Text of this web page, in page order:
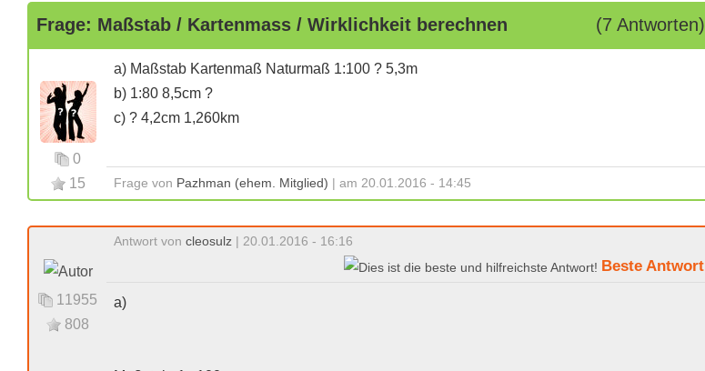
Frage: Maßstab / Kartenmass / Wirklichkeit berechnen (7 Antworten)
0
15
a) Maßstab Kartenmaß Naturmaß 1:100 ? 5,3m
b) 1:80 8,5cm ?
c) ? 4,2cm 1,260km
Frage von Pazhman (ehem. Mitglied) | am 20.01.2016 - 14:45
11955
808
Antwort von cleosulz | 20.01.2016 - 16:16
Beste Antwort
a)